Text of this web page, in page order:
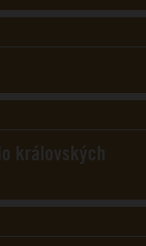
královských